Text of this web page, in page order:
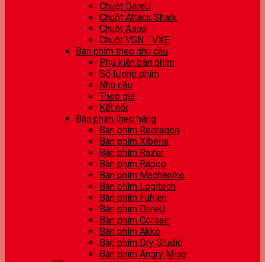
Chuột DareU
Chuột Attack Shark
Chuột Asus
Chuột VGN - VXE
Bàn phím theo nhu cầu
Phụ kiện bàn phím
Số lượng phím
Nhu cầu
Theo giá
Kết nối
Bàn phím theo hãng
Bàn phím Redragon
Bàn phím Xiberia
Bàn phím Razer
Bàn phím Rapoo
Bàn phím Machenike
Bàn phím Logitech
Bàn phím Fuhlen
Bàn phím DareU
Bàn phím Corsair
Bàn phím Akko
Bàn phím Dry Studio
Bàn phím Angry Miao